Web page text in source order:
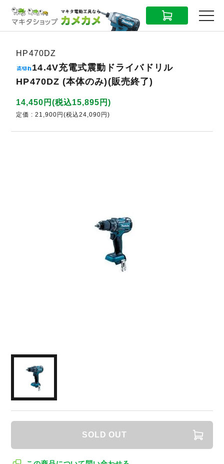
CART MENU
HP470DZ
14.4V充電式震動ドライバドリル
HP470DZ (本体のみ)(販売終了)
14,450円(税込15,895円)
定価 : 21,900円(税込24,090円)
SOLD OUT